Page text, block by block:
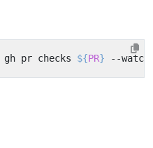
gh pr checks ${PR} --